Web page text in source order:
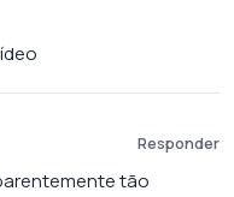
Responder
tão